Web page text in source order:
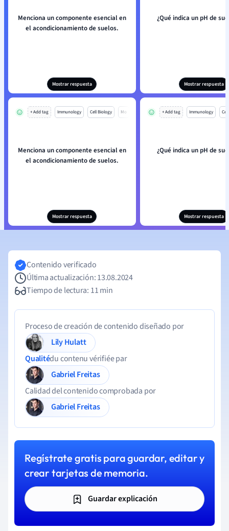
Menciona un componente esencial en
el acondicionamiento de suelos.
Mostrar respuesta
¿Qué indica un pH de
Mostrar respuesta
+ Add tag Immunology Cell Biology Mo
Menciona un componente esencial en
el acondicionamiento de suelos.
Mostrar respuesta
+ Add tag Immunology
¿Qué indica un pH de
Mostrar respuesta
Contenido verificado
Última actualización: 13.08.2024
Tiempo de lectura: 11 min
Proceso de creación de contenido diseñado por
Lily Hulatt
Qualitédu contenu vérifiée par
Gabriel Freitas
Calidad del contenido comprobada por
Gabriel Freitas
Regístrate gratis para guardar, editar y
crear tarjetas de memoria.
Guardar explicación